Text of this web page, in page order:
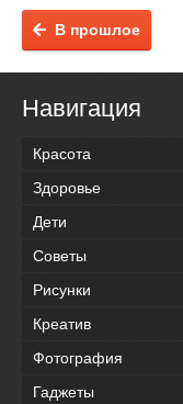
В прошлое
Навигация
Красота
Здоровье
Дети
Советы
Рисунки
Креатив
Фотография
Гаджеты